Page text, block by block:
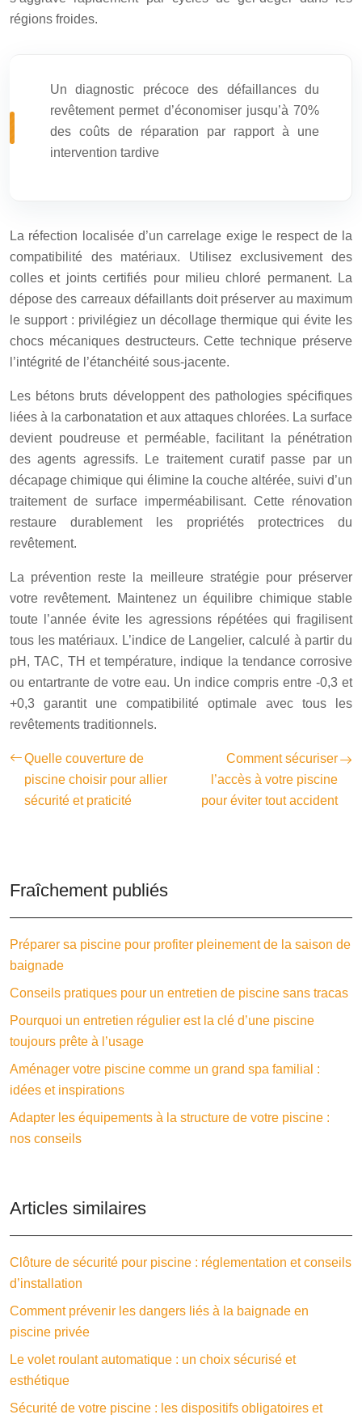
régions froides.
Un diagnostic précoce des défaillances du
revêtement permet d’économiser jusqu’à 70%
des coûts de réparation par rapport à une
intervention tardive
La réfection localisée d’un carrelage exige le respect de la
compatibilité des matériaux. Utilisez exclusivement des
colles et joints certifiés pour milieu chloré permanent. La
dépose des carreaux défaillants doit préserver au maximum
le support : privilégiez un décollage thermique qui évite les
chocs mécaniques destructeurs. Cette technique préserve
l’intégrité de l’étanchéité sous-jacente.
Les bétons bruts développent des pathologies spécifiques
liées à la carbonatation et aux attaques chlorées. La surface
devient poudreuse et perméable, facilitant la pénétration
des agents agressifs. Le traitement curatif passe par un
décapage chimique qui élimine la couche altérée, suivi d’un
traitement de surface imperméabilisant. Cette rénovation
restaure durablement les propriétés protectrices du
revêtement.
La prévention reste la meilleure stratégie pour préserver
votre revêtement. Maintenez un équilibre chimique stable
toute l’année évite les agressions répétées qui fragilisent
tous les matériaux. L’indice de Langelier, calculé à partir du
pH, TAC, TH et température, indique la tendance corrosive
ou entartrante de votre eau. Un indice compris entre -0,3 et
+0,3 garantit une compatibilité optimale avec tous les
revêtements traditionnels.
Quelle couverture de
piscine choisir pour allier
sécurité et praticité
Comment sécuriser
l’accès à votre piscine
pour éviter tout accident
Fraîchement publiés
Préparer sa piscine pour profiter pleinement de la saison de
baignade
Conseils pratiques pour un entretien de piscine sans tracas
Pourquoi un entretien régulier est la clé d’une piscine
toujours prête à l’usage
Aménager votre piscine comme un grand spa familial :
idées et inspirations
Adapter les équipements à la structure de votre piscine :
nos conseils
Articles similaires
Clôture de sécurité pour piscine : réglementation et conseils
d’installation
Comment prévenir les dangers liés à la baignade en
piscine privée
Le volet roulant automatique : un choix sécurisé et
esthétique
Sécurité de votre piscine : les dispositifs obligatoires et